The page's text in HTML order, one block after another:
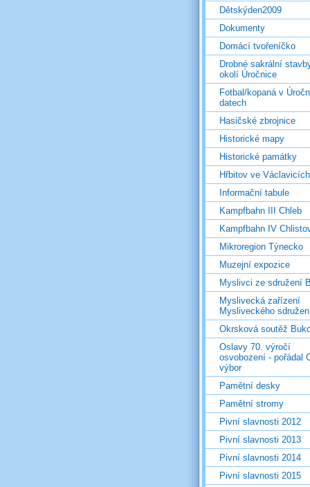
Dětskýden2009
Dokumenty
Domácí tvořeníčko
Drobné sakrální
okolí Úročnice
Fotbal/kopaná v
datech
Hasičské zbrojnice
Historické mapy
Historické památky
Hřbitov ve Václavicích
Informační tabule
Kampfbahn III Chleb
Kampfbahn IV
Mikroregion Týnecko
Muzejní expozice
Myslivci ze sdružení
Myslivecká zařízení
Mysliveckého
Okrsková soutěž
Oslavy 70. výročí
osvobození - pořádal
výbor
Pamětní desky
Pamětní stromy
Pivní slavnosti 2012
Pivní slavnosti 2013
Pivní slavnosti 2014
Pivní slavnosti 2015